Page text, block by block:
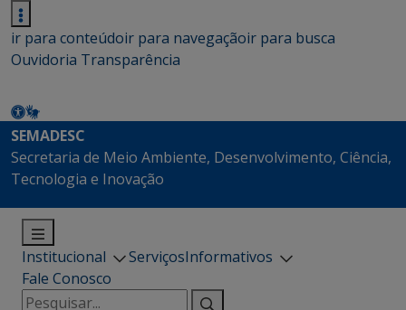
ir para conteúdoir para navegaçãoir para busca
Ouvidoria Transparência
SEMADESC
Secretaria de Meio Ambiente, Desenvolvimento, Ciência,
Tecnologia e Inovação
Institucional ServiçosInformativos
Fale Conosco
Pesquisar